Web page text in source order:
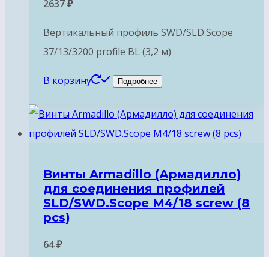
2637₽
Вертикальный профиль SWD/SLD.Scope
37/13/3200 profile BL (3,2 м)
В корзину Подробнее
Винты Armadillo (Армадилло)
для соединения профилей
SLD/SWD.Scope М4/18 screw (8
pcs)
64₽